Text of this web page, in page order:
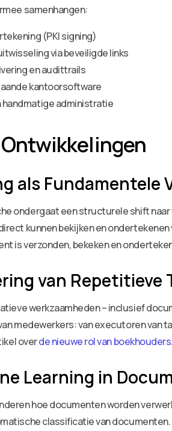
samenhangen:
(PKI signing)
via beveiligde links
en audittrails
kantoorsoftware
administratie
als Fundamentele
ondergaat een structurele shift
kunnen bekijken en
is verzonden, bekeken en
van Repetitieve
werkzaamheden – inclusief
medewerkers: van executoren van
overde nieuwe rol van boekhouders.
Learning in
hoe documenten worden
classificatie van